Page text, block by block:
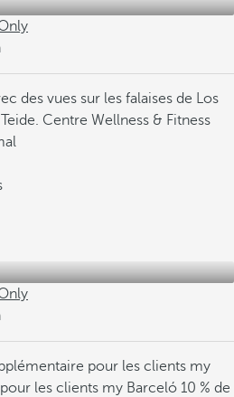
des vues sur les falaises de Los
Centre Wellness & Fitness
pour les clients my
les clients my Barceló 10 % de